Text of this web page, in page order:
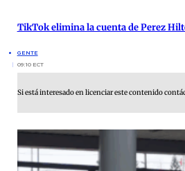
TikTok elimina la cuenta de Perez
GENTE
09:10 ECT
Si está interesado en licenciar este contenido